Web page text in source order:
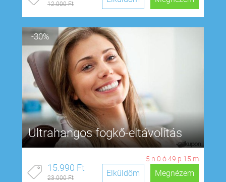
12.000 Ft
-30%
Ultrahangos fogkő-eltávolítás
5 n 0 ó49 p 14 m
15.990 Ft
23.000 Ft Megnézem
Elküldöm